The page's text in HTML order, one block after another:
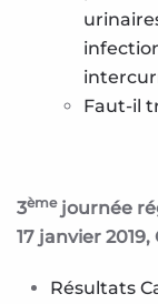
Faut-il
3ème journée
17 janvier
Résultats